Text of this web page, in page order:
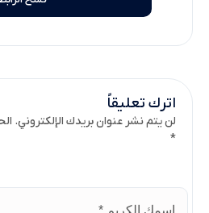
اترك تعليقاً
لن يتم نشر عنوان بريدك الإلكتروني.
*